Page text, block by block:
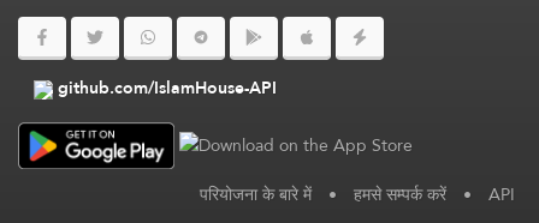
github.com/IslamHouse-API
परियोजना के बारे में • हमसे सम्पर्क करें • API